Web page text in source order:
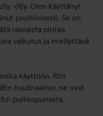
-öljy. Olen käyttänyt
positiivisesti. Se on
rasvaista pintaa,
vaikutus ja miellyttävä
käyttöön. RI:n
huulinaamio, ne ovat
puikkopunasta,